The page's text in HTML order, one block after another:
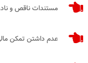
مستندات ناقص و
عدم داشتن تمکن